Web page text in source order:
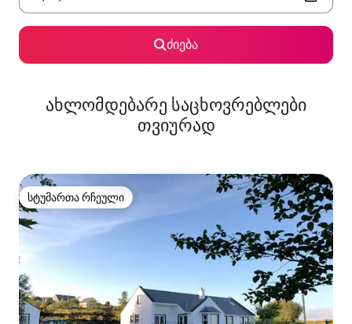
ძიება
ახლომდებარე საცხოვრებლები
თვიურად
სტუმართა რჩეული
სტუმართა რჩეული